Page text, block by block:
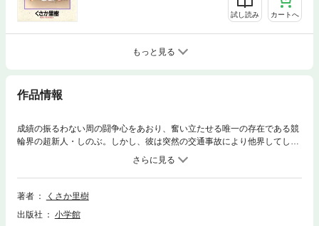
試し読み カートへ
もっと見る
作品情報
成績の振るわない周の闘争心をあおり、奮い立たせる唯一の存在である競
輪界の超新人・しのぶ。しかし、彼は突然の交通事故により他界してしま
う。ライバルを失った周は憔悴し、街をさまよう。そして、その足はいつ
しか美雪カレンのいた部屋へ向かい…！？
著者
くさか里樹
出版社
小学館